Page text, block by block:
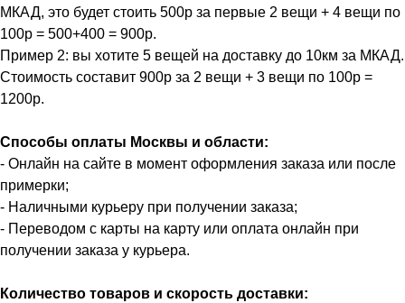
МКАД, это будет стоить 500р за первые 2 вещи + 4 вещи по
100р = 500+400 = 900р.
Пример 2: вы хотите 5 вещей на доставку до 10км за МКАД.
Стоимость составит 900р за 2 вещи + 3 вещи по 100р =
1200р.
Способы оплаты Москвы и области:
- Онлайн на сайте в момент оформления заказа или после
примерки;
- Наличными курьеру при получении заказа;
- Переводом с карты на карту или оплата онлайн при
получении заказа у курьера.
Количество товаров и скорость доставки: